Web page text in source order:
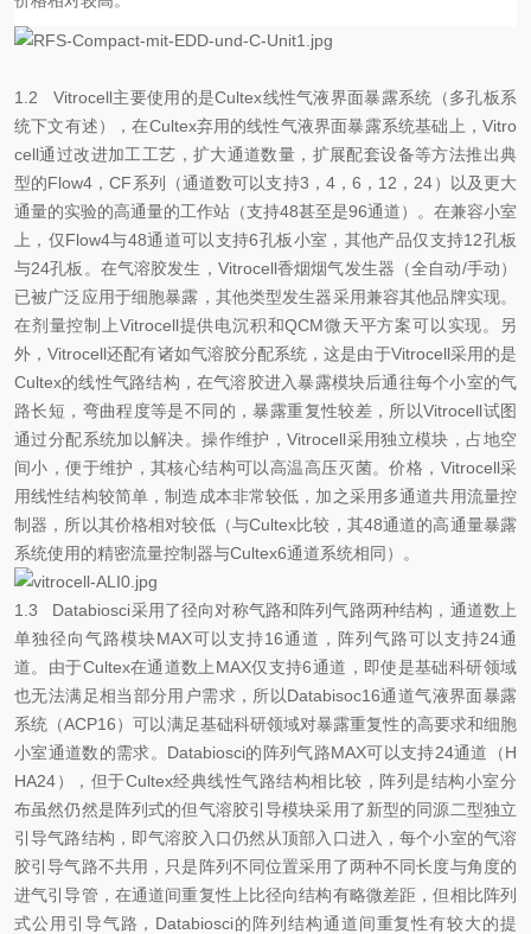
1.2 Vitrocell主要使用的是Cultex线性气液界面暴露系统（多孔板系
统下文有述），在Cultex弃用的线性气液界面暴露系统基础上，Vitro
cell通过改进加工工艺，扩大通道数量，扩展配套设备等方法推出典
型的Flow4，CF系列（通道数可以支持3，4，6，12，24）以及更大
通量的实验的高通量的工作站（支持48甚至是96通道）。在兼容小室
上，仅Flow4与48通道可以支持6孔板小室，其他产品仅支持12孔板
与24孔板。在气溶胶发生，Vitrocell香烟烟气发生器（全自动/手动）
已被广泛应用于细胞暴露，其他类型发生器采用兼容其他品牌实现。
在剂量控制上Vitrocell提供电沉积和QCM微天平方案可以实现。另
外，Vitrocell还配有诸如气溶胶分配系统，这是由于Vitrocell采用的是
Cultex的线性气路结构，在气溶胶进入暴露模块后通往每个小室的气
路长短，弯曲程度等是不同的，暴露重复性较差，所以Vitrocell试图
通过分配系统加以解决。操作维护，Vitrocell采用独立模块，占地空
间小，便于维护，其核心结构可以高温高压灭菌。价格，Vitrocell采
用线性结构较简单，制造成本非常较低，加之采用多通道共用流量控
制器，所以其价格相对较低（与Cultex比较，其48通道的高通量暴露
系统使用的精密流量控制器与Cultex6通道系统相同）。
1.3 Databiosci采用了径向对称气路和阵列气路两种结构，通道数上
单独径向气路模块MAX可以支持16通道，阵列气路可以支持24通
道。由于Cultex在通道数上MAX仅支持6通道，即使是基础科研领域
也无法满足相当部分用户需求，所以Databisoc16通道气液界面暴露
系统（ACP16）可以满足基础科研领域对暴露重复性的高要求和细胞
小室通道数的需求。Databiosci的阵列气路MAX可以支持24通道（H
HA24），但于Cultex经典线性气路结构相比较，阵列是结构小室分
布虽然仍然是阵列式的但气溶胶引导模块采用了新型的同源二型独立
引导气路结构，即气溶胶入口仍然从顶部 入口进入，每个小室的气溶
胶引导气路不共用，只是阵列不同位置采用了两种不同长度与角度的
进气引导管，在通道间重复性上比径向结构有略微差距，但相比阵列
式公用引导气路，Databiosci的阵列结构通道间重复性有较大的提